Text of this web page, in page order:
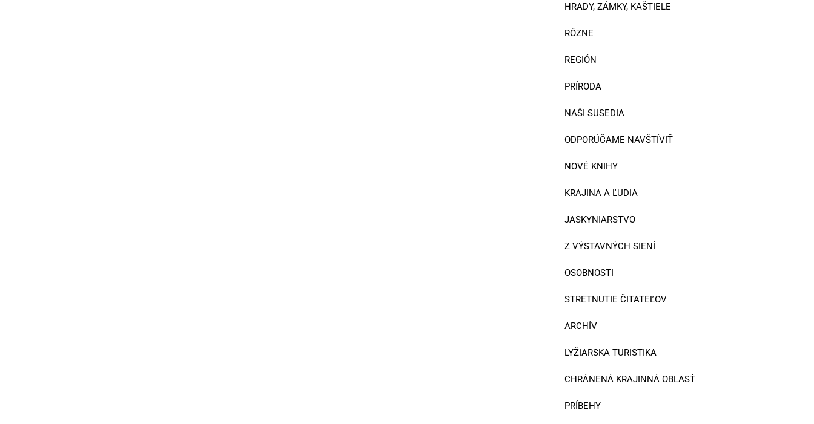
HRADY, ZÁMKY, KAŠTIELE
RÔZNE
REGIÓN
PRÍRODA
NAŠI SUSEDIA
ODPORÚČAME NAVŠTÍVIŤ
NOVÉ KNIHY
KRAJINA A ĽUDIA
JASKYNIARSTVO
Z VÝSTAVNÝCH SIENÍ
OSOBNOSTI
STRETNUTIE ČITATEĽOV
ARCHÍV
LYŽIARSKA TURISTIKA
CHRÁNENÁ KRAJINNÁ OBLASŤ
PRÍBEHY